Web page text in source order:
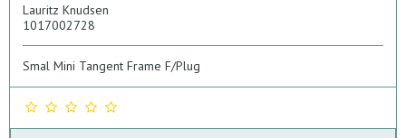
Lauritz Knudsen
1017002728
Smal Mini Tangent Frame F/Plug